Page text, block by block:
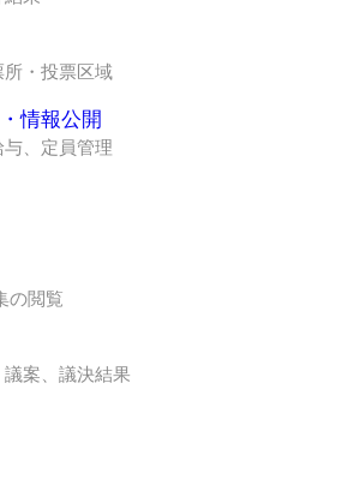
・投票区域
情報公開
、定員管理
の閲覧
案、議決結果